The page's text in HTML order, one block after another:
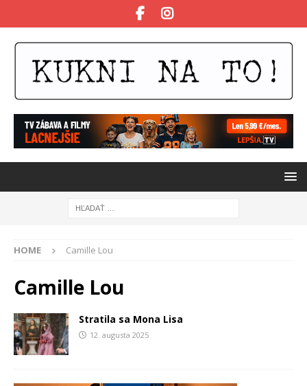
HOME Camille Lou
Camille Lou
Stratila sa Mona Lisa
12. augusta 2025